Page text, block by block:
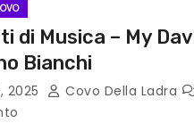
di Musica – My
Bianchi
2025 Covo Della Ladra